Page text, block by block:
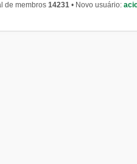
de membros 14231• Novo usuário: